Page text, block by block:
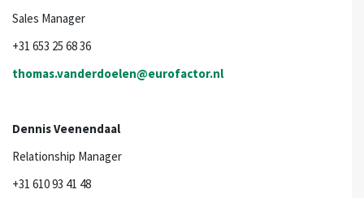
Sales Manager
+31 653 25 68 36
thomas.vanderdoelen@eurofactor.nl
Dennis Veenendaal
Relationship Manager
+31 610 93 41 48